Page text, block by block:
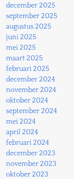
december 2025
september 2025
augustus 2025
juni 2025
mei 2025
maart 2025
februari 2025
december 2024
november 2024
oktober 2024
september 2024
mei 2024
april 2024
februari 2024
december 2023
november 2023
oktober 2023